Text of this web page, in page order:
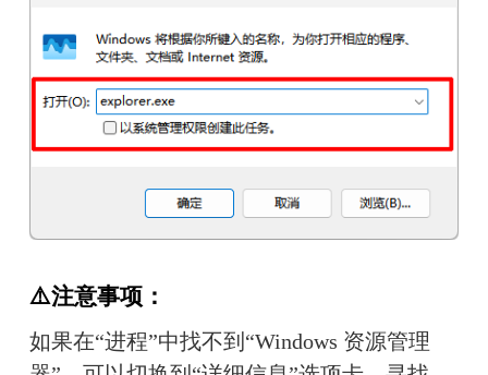
⚠️注意事项：
如果在“进程”中找不到“Windows 资源管理